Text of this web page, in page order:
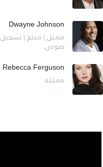
Dwayne Johnson
ممثل | منتج | تسجيل
صوتي
Rebecca Ferguson
ممثلة